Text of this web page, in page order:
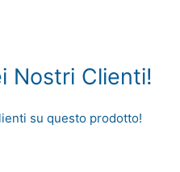
Nostri Clienti!
su questo prodotto!